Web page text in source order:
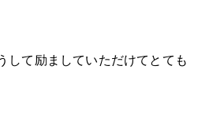
して励ましていただけてとても